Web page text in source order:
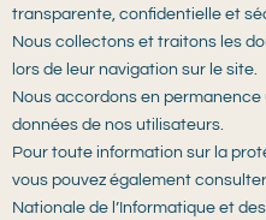
transparente, confidentielle et
Nous collectons et traitons les
lors de leur navigation sur le site.
Nous accordons en
données de nos utilisateurs.
Pour toute information sur la
vous pouvez également
Nationale de l’Informatique et